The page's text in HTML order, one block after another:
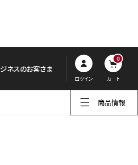
ネスのお客さま
ログイン
0
カート
商品情報